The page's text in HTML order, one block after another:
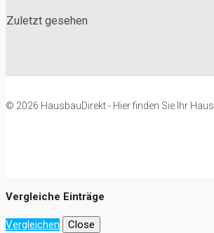
Zuletzt gesehen
© 2026 HausbauDirekt - Hier finden Sie Ihr Haus
Vergleiche Einträge
Vergleichen
Close